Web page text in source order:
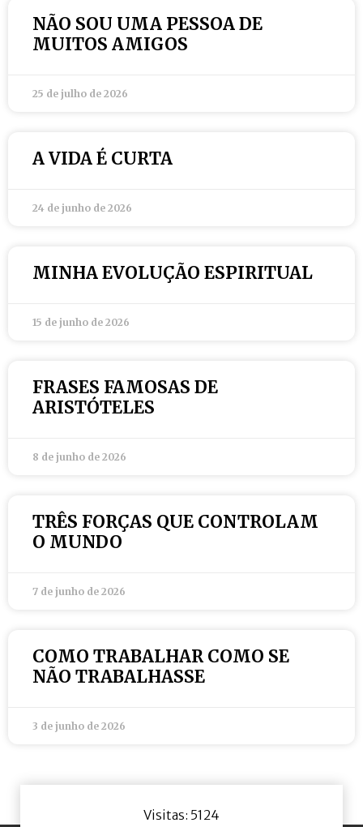
NÃO SOU UMA PESSOA DE
MUITOS AMIGOS
25 de julho de 2026
A VIDA É CURTA
24 de junho de 2026
MINHA EVOLUÇÃO ESPIRITUAL
15 de junho de 2026
FRASES FAMOSAS DE
ARISTÓTELES
8 de junho de 2026
TRÊS FORÇAS QUE CONTROLAM
O MUNDO
7 de junho de 2026
COMO TRABALHAR COMO SE
NÃO TRABALHASSE
3 de junho de 2026
Visitas: 5124